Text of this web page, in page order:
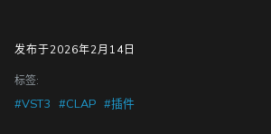
发布于2026年2月14日
标签:
#VST3 #CLAP #插件